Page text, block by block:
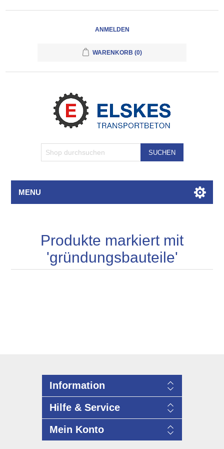
ANMELDEN
WARENKORB (0)
SUCHEN
MENU
Produkte markiert mit
'gründungsbauteile'
Information
Hilfe & Service
Mein Konto